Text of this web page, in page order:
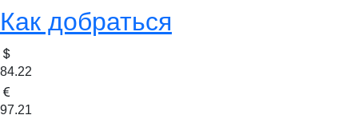
Как добраться
84.22
97.21